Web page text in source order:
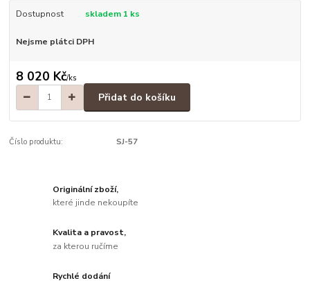
Dostupnost skladem 1 ks
Nejsme plátci DPH
8 020 Kč/ks
Přidat do košíku
Číslo produktu: SJ-57
Originální zboží,
které jinde nekoupíte
Kvalita a pravost,
za kterou ručíme
Rychlé dodání